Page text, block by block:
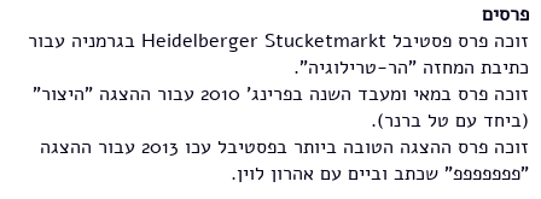
פרסים
זוכה פרס פסטיבל Heidelberger Stucketmarkt בגרמניה עבור
כתיבת המחזה "הר-טרילוגיה".
זוכה פרס במאי ומעבד השנה בפרינג' 2010 עבור ההצגה "היצור"
(ביחד עם טל ברנר).
זוכה פרס ההצגה הטובה ביותר בפסטיבל עכו 2013 עבור ההצגה
"פפפפפפפ" שכתב וביים עם אהרון לוין.